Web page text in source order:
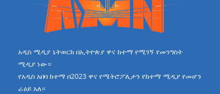
አዲስ ሚዲያ ኔትወርክ በኢትዮጵያ ዋና ከተማ የሚገኝ የመንግስት
ሚዲያ ነው።
የአዲስ አበባ ከተማ በ2023 ዋና የሜትሮፖሊታን የከተማ ሚዲያ የመሆን
ራዕይ አለ።